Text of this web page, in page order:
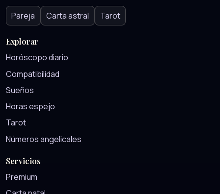
Pareja Carta astral Tarot
Explorar
Horóscopo diario
Compatibilidad
Sueños
Horas espejo
Tarot
Números angelicales
Servicios
Premium